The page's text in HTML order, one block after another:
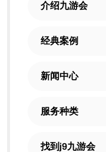
介绍九游会
经典案例
新闻中心
服务种类
找到j9九游会